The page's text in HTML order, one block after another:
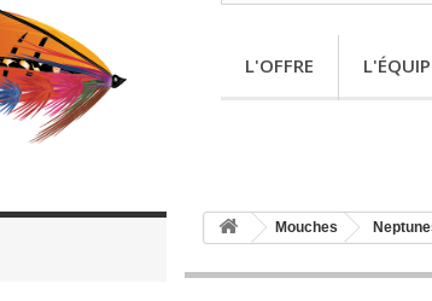
L'OFFRE
Mouches